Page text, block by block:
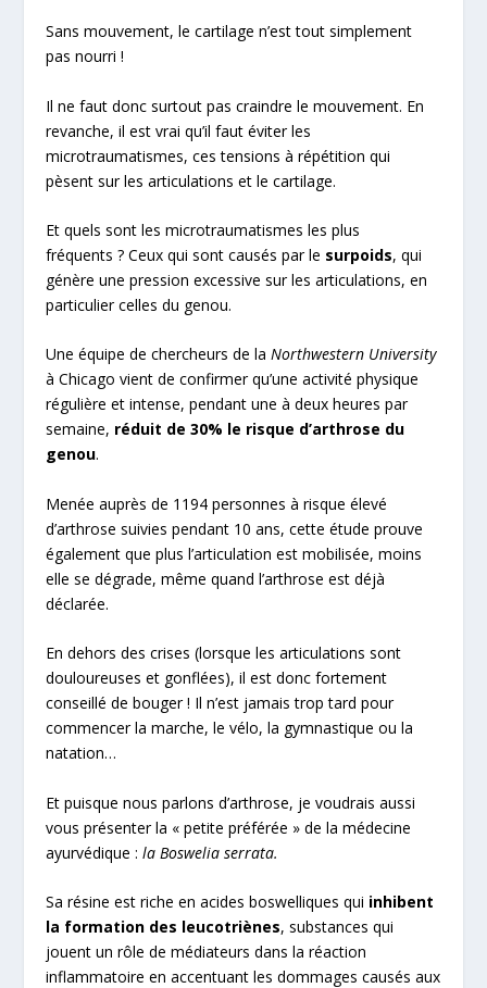
Sans mouvement, le cartilage n’est tout simplement
pas nourri !
Il ne faut donc surtout pas craindre le mouvement. En
revanche, il est vrai qu’il faut éviter les
microtraumatismes, ces tensions à répétition qui
pèsent sur les articulations et le cartilage.
Et quels sont les microtraumatismes les plus
fréquents ? Ceux qui sont causés par le surpoids, qui
génère une pression excessive sur les articulations, en
particulier celles du genou.
Une équipe de chercheurs de laNorthwestern University
à Chicago vient de confirmer qu’une activité physique
régulière et intense, pendant une à deux heures par
semaine, réduit de 30% le risque d’arthrose du
genou.
Menée auprès de 1194 personnes à risque élevé
d’arthrose suivies pendant 10 ans, cette étude prouve
également que plus l’articulation est mobilisée, moins
elle se dégrade, même quand l’arthrose est déjà
déclarée.
En dehors des crises (lorsque les articulations sont
douloureuses et gonflées), il est donc fortement
conseillé de bouger ! Il n’est jamais trop tard pour
commencer la marche, le vélo, la gymnastique ou la
natation…
Et puisque nous parlons d’arthrose, je voudrais aussi
vous présenter la « petite préférée » de la médecine
ayurvédique :la Boswelia serrata.
Sa résine est riche en acides boswelliques qui inhibent
la formation des leucotriènes, substances qui
jouent un rôle de médiateurs dans la réaction
inflammatoire en accentuant les dommages causés aux